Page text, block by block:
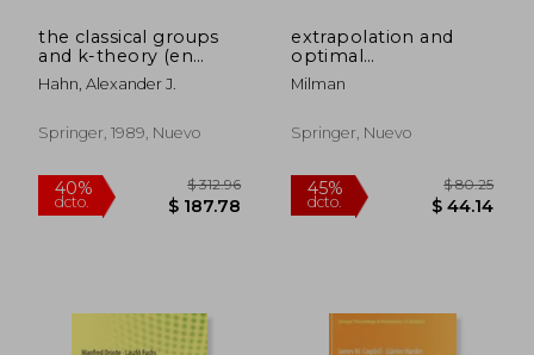
$ 105.45
the classical groups
and k-theory (en
Inglés)
Hahn, Alexander J.
Springer, 1989, Nuevo
extrapolation and
optimal
decompositions (en
Inglés)
Milman
Springer, Nuevo